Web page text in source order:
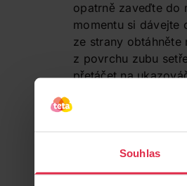
Souhlas
opatrně zaveďte do
momentu si dávejte
ze strany obtáhněte
z povrchu zubu
přetáčet na
centimetrů. Oba
ukazováky. Díky
postupovat šetrně a